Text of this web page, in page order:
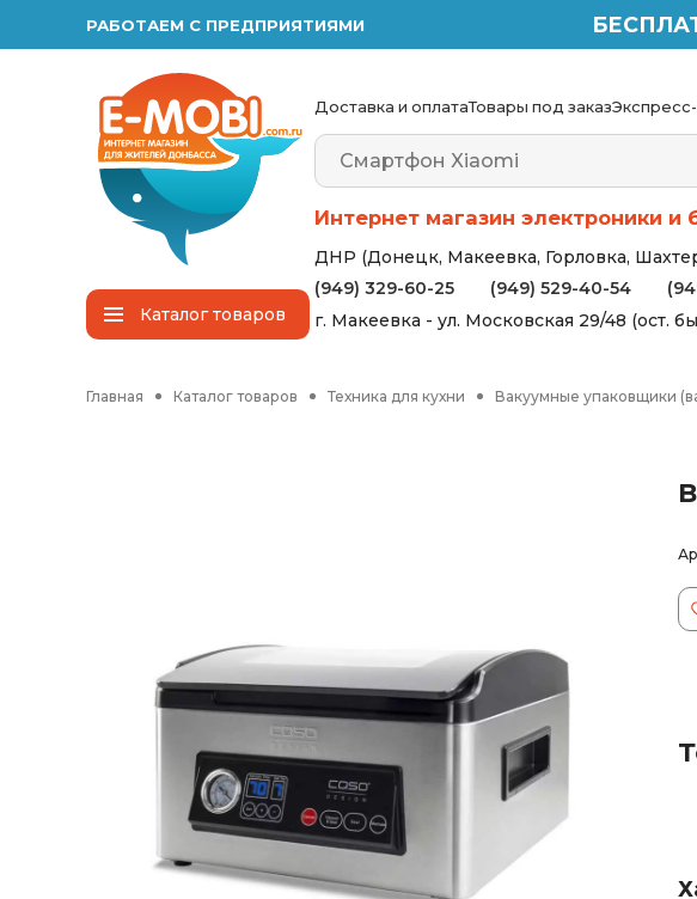
РАБОТАЕМ С ПРЕДПРИЯТИЯМИ
Каталогтоваров
Доставка и оплатаТовары под заказ
Интернет магазин электроники и
ДНР (Донецк, Макеевка, Горловка,
(949) 329-60-25
(949) 529-40-54
г. Макеевка - ул. Московская 29/48 (ост.
Главная Каталог товаров Техника для кухни Вакуумные упаковщики